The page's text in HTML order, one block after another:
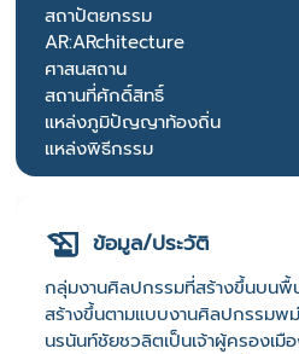
สถาปัตยกรรม
AR:ARchitecture
ศาสนสถาน
สถานที่ศักดิ์สิทธิ์
แหล่งภูมิปัญญาท้องถิ่น
แหล่งพิธีกรรม
ข้อมูล/ประวัติ
กลุ่มงานศิลปกรรมที่สร้างขึ้นบนพื้
สร้างขึ้นตามแบบงานศิลปกรรมพ
นรนันท์ชัยชวลิตเป็นเจ้าผู้ครองเมื